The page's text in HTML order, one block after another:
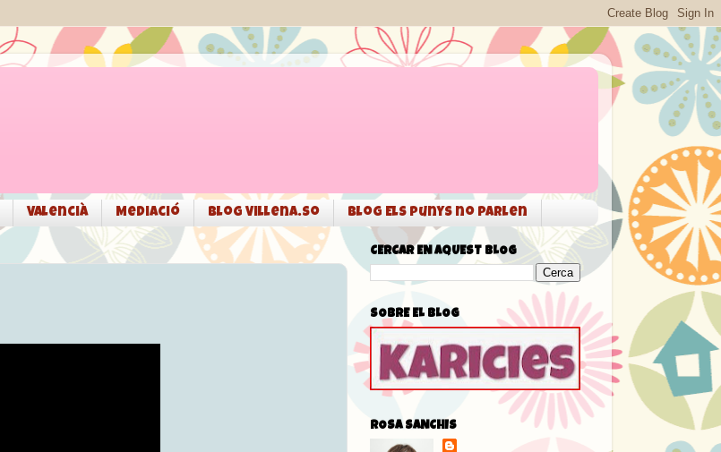
Valencià Mediació Blog Villena.so Blog Els punys no parlen
CERCAR EN AQUEST BLOG
SOBRE EL BLOG
ROSA SANCHIS